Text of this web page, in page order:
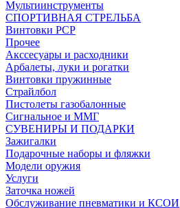
Мультиинструменты
СПОРТИВНАЯ СТРЕЛЬБА
Винтовки PCP
Прочее
Акссесуары и расходники
Арбалеты, луки и рогатки
Винтовки пружинные
Страйлбол
Пистолеты газобалонные
Сигнальное и ММГ
СУВЕНИРЫ И ПОДАРКИ
Зажигалки
Подарочные наборы и фляжки
Модели оружия
Услуги
Заточка ножей
Обслуживание пневматики и КСОИ